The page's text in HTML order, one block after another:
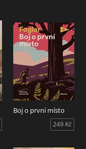
Boj o první místo
249 Kč